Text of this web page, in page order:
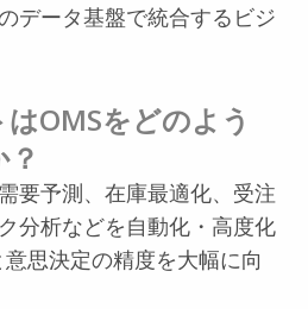
データ基盤で統合するビジ
OMSをどのよう
要予測、在庫最適化、受注
分析などを自動化・高度化
思決定の精度を大幅に向